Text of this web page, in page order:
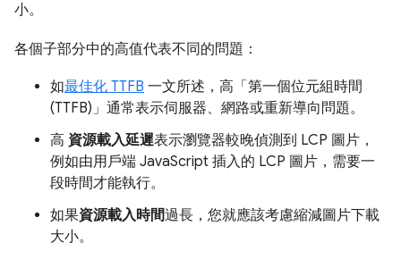
小。
各個子部分中的高值代表不同的問題：
如最佳化 TTFB 一文所述，高「第一個位元組時間
(TTFB)」 通常表示伺服器、網路或重新導向問題。
高 資源載入延遲表示瀏覽器較晚偵測到 LCP 圖片，
例如由用戶端 JavaScript 插入的 LCP 圖片，需要一
段時間才能執行。
如果資源載入時間過長，您就應該考慮縮減圖片下載
大小。